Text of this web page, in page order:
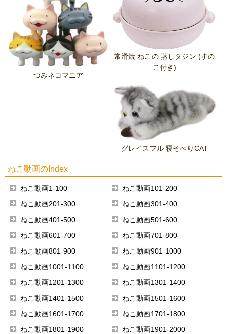
つみネコマニア
常滑焼 ねこの 蒸しタジン (すの
こ付き)
グレイスフル 寝そべりCAT
ねこ動画のIndex
ねこ動画1-100
ねこ動画101-200
ねこ動画201-300
ねこ動画301-400
ねこ動画401-500
ねこ動画501-600
ねこ動画601-700
ねこ動画701-800
ねこ動画801-900
ねこ動画901-1000
ねこ動画1001-1100
ねこ動画1101-1200
ねこ動画1201-1300
ねこ動画1301-1400
ねこ動画1401-1500
ねこ動画1501-1600
ねこ動画1601-1700
ねこ動画1701-1800
ねこ動画1801-1900
ねこ動画1901-2000